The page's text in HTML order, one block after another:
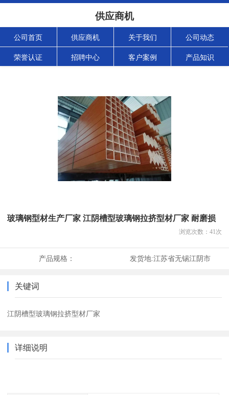
供应商机
公司首页 供应商机 关于我们 公司动态
荣誉认证 招聘中心 客户案例 产品知识
玻璃钢型材生产厂家 江阴槽型玻璃钢拉挤型材厂家 耐磨损
浏览次数： 41次
产品规格： 发货地:江苏省无锡江阴市
关键词
江阴槽型玻璃钢拉挤型材厂家
详细说明